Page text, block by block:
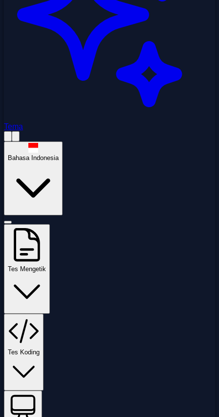
Tema
Bahasa Indonesia
Tes Mengetik
Tes Koding